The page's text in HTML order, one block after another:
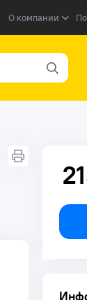
О компании
215 ₸